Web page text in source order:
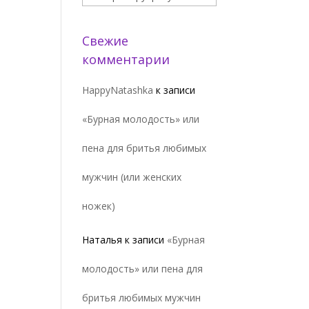
Свежие
комментарии
HappyNatashka к записи
«Бурная молодость» или
пена для бритья любимых
мужчин (или женских
ножек)
Наталья к записи «Бурная
молодость» или пена для
бритья любимых мужчин